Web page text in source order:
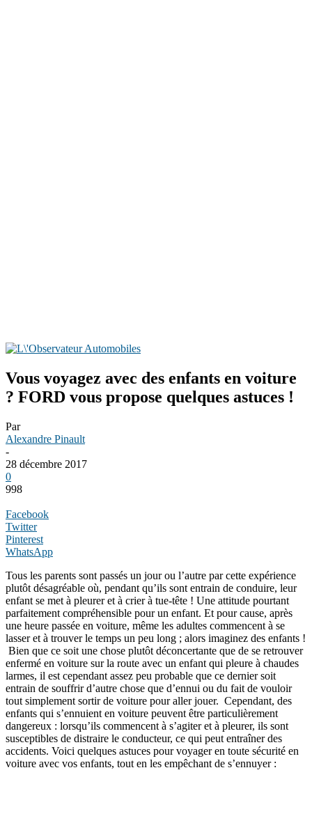
Vous voyagez avec des enfants en voiture
? FORD vous propose quelques astuces !
Par
Alexandre Pinault
-
28 décembre 2017
0
998
Facebook
Twitter
Pinterest
WhatsApp
Tous les parents sont passés un jour ou l’autre par cette expérience
plutôt désagréable où, pendant qu’ils sont entrain de conduire, leur
enfant se met à pleurer et à crier à tue-tête ! Une attitude pourtant
parfaitement compréhensible pour un enfant. Et pour cause, après
une heure passée en voiture, même les adultes commencent à se
lasser et à trouver le temps un peu long ; alors imaginez des enfants !
Bien que ce soit une chose plutôt déconcertante que de se retrouver
enfermé en voiture sur la route avec un enfant qui pleure à chaudes
larmes, il est cependant assez peu probable que ce dernier soit
entrain de souffrir d’autre chose que d’ennui ou du fait de vouloir
tout simplement sortir de voiture pour aller jouer. Cependant, des
enfants qui s’ennuient en voiture peuvent être particulièrement
dangereux : lorsqu’ils commencent à s’agiter et à pleurer, ils sont
susceptibles de distraire le conducteur, ce qui peut entraîner des
accidents. Voici quelques astuces pour voyager en toute sécurité en
voiture avec vos enfants, tout en les empêchant de s’ennuyer :